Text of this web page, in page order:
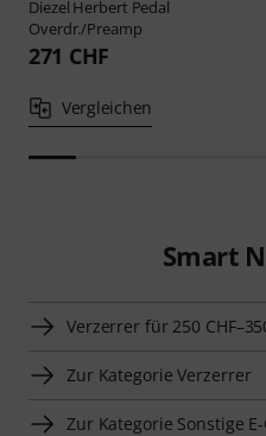
Diezel Herbert Pedal
Overdr./Preamp
271 CHF
Vergleichen
Smart
Verzerrer für 250
Zur Kategorie Verzerrer
Zur Kategorie Sonstige